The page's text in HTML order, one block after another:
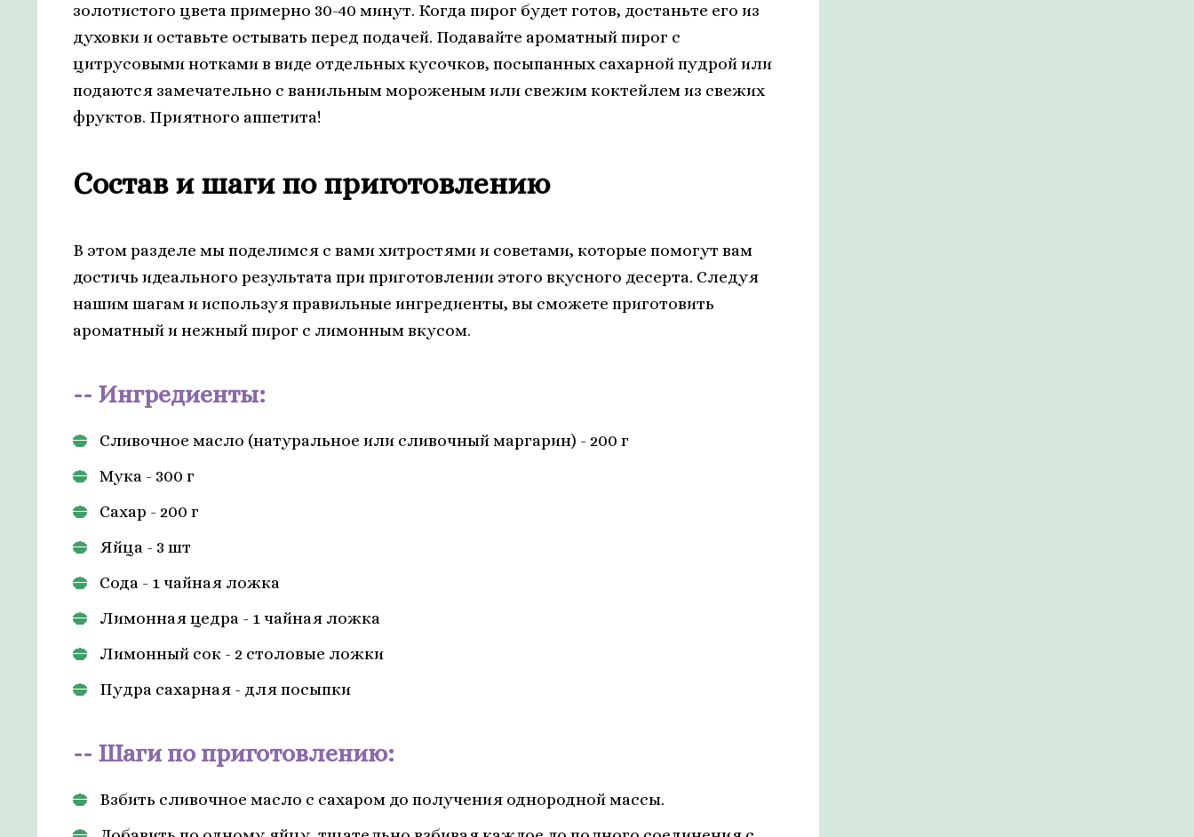
золотистого цвета примерно 30-40 минут. Когда пирог будет готов, достаньте его из
духовки и оставьте остывать перед подачей. Подавайте ароматный пирог с
цитрусовыми нотками в виде отдельных кусочков, посыпанных сахарной пудрой или
подаются замечательно с ванильным мороженым или свежим коктейлем из свежих
фруктов. Приятного аппетита!
Состав и шаги по приготовлению
В этом разделе мы поделимся с вами хитростями и советами, которые помогут вам
достичь идеального результата при приготовлении этого вкусного десерта. Следуя
нашим шагам и используя правильные ингредиенты, вы сможете приготовить
ароматный и нежный пирог с лимонным вкусом.
Ингредиенты:
Сливочное масло (натуральное или сливочный маргарин) - 200 г
Мука - 300 г
Сахар - 200 г
Яйца - 3 шт
Сода - 1 чайная ложка
Лимонная цедра - 1 чайная ложка
Лимонный сок - 2 столовые ложки
Пудра сахарная - для посыпки
Шаги по приготовлению:
Взбить сливочное масло с сахаром до получения однородной массы.